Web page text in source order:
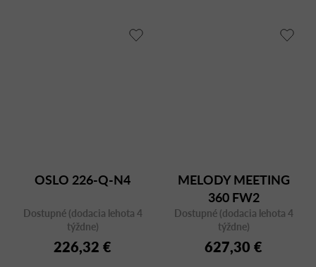
OSLO 226-Q-N4
Dostupné (dodacia lehota 4
týždne)
226,32 €
MELODY MEETING
360 FW2
Dostupné (dodacia lehota 4
týždne)
627,30 €